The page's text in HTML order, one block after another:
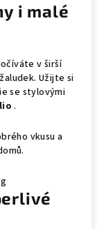
i malé
v širší
Užijte si
se stylovými
.
vkusu a